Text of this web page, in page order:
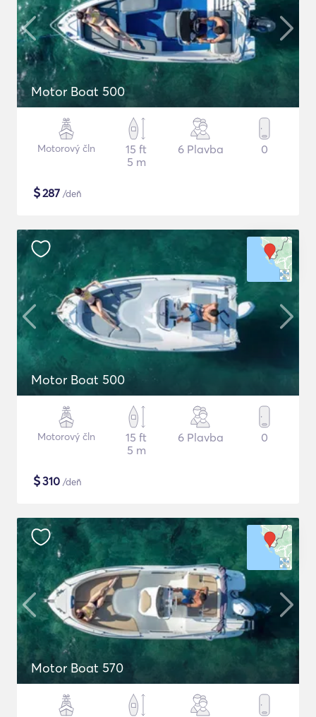
Motor Boat 500
Motorový čln
15 ft
5 m
6 Plavba 0
$287 /deň
Motor Boat 500
Motorový čln
15 ft
5 m
6 Plavba 0
$310 /deň
Motor Boat 570